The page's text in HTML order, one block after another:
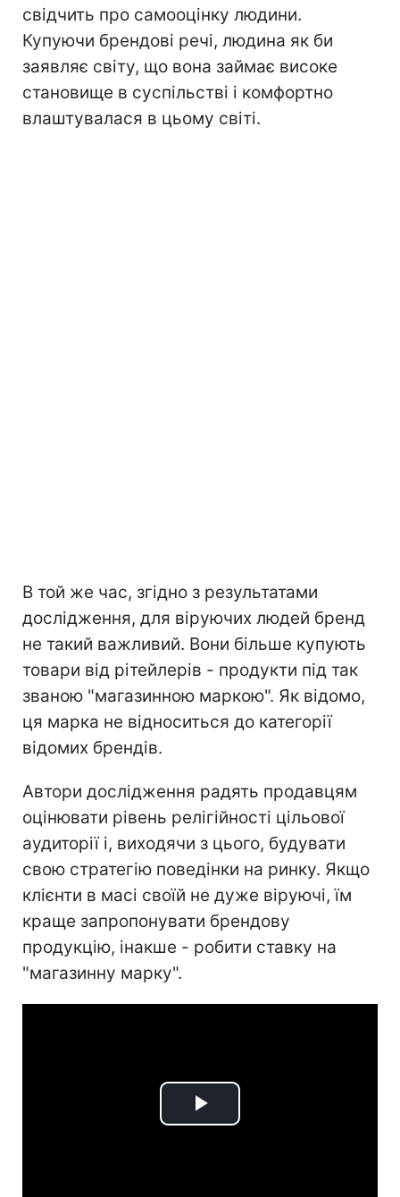
свідчить про самооцінку людини.
Купуючи брендові речі, людина як би
заявляє світу, що вона займає високе
становище в суспільстві і комфортно
влаштувалася в цьому світі.
В той же час, згідно з результатами
дослідження, для віруючих людей бренд
не такий важливий. Вони більше купують
товари від рітейлерів - продукти під так
званою "магазинною маркою". Як відомо,
ця марка не відноситься до категорії
відомих брендів.
Автори дослідження радять продавцям
оцінювати рівень релігійності цільової
аудиторії і, виходячи з цього, будувати
свою стратегію поведінки на ринку. Якщо
клієнти в масі своїй не дуже віруючі, їм
краще запропонувати брендову
продукцію, інакше - робити ставку на
"магазинну марку".
Play